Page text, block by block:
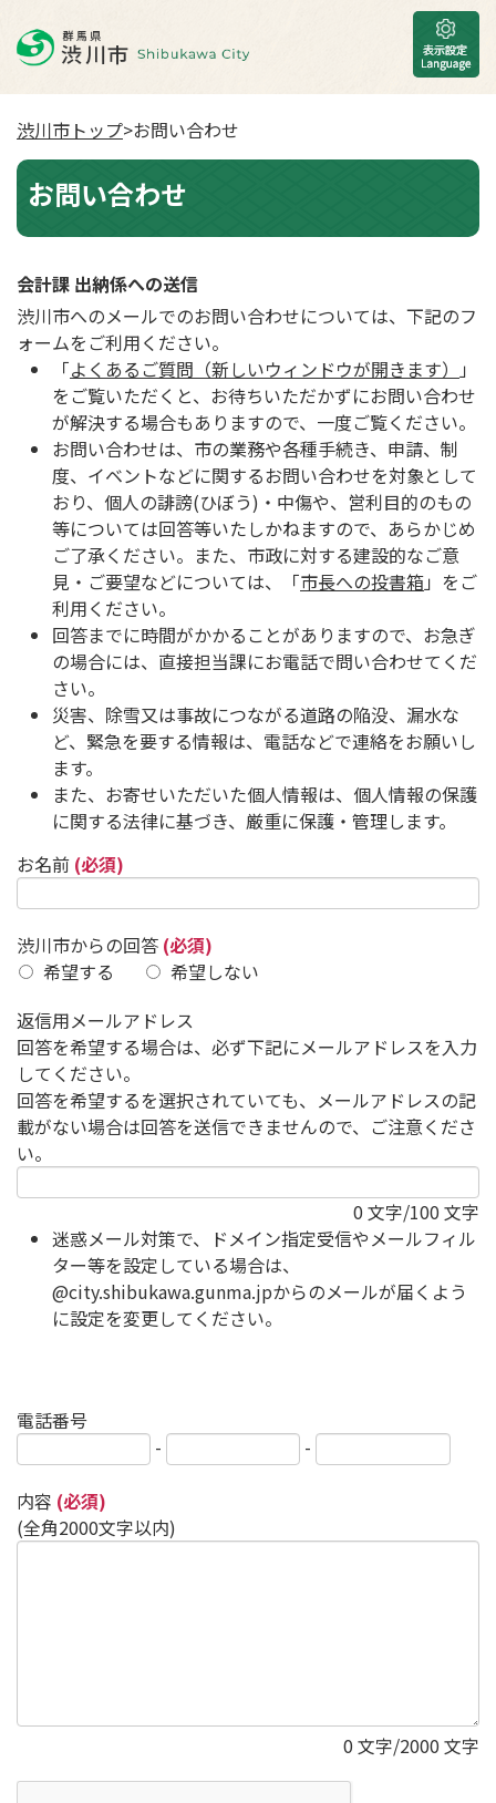
渋川市トップ>お問い合わせ
お問い合わせ
会計課 出納係への送信
渋川市へのメールでのお問い合わせについては、下記のフ
ォームをご利用ください。
「よくあるご質問（新しいウィンドウが開きます）
」
をご覧いただくと、お待ちいただかずにお問い合わせ
が解決する場合もありますので、一度ご覧ください。
お問い合わせは、市の業務や各種手続き、申請、制
度、イベントなどに関するお問い合わせを対象として
おり、個人の誹謗(ひぼう)・中傷や、営利目的のもの
等については回答等いたしかねますので、あらかじめ
ご了承ください。また、市政に対する建設的なご意
見・ご要望などについては、「市長への投書箱」をご
利用ください。
回答までに時間がかかることがありますので、お急ぎ
の場合には、直接担当課にお電話で問い合わせてくだ
さい。
災害、除雪又は事故につながる道路の陥没、漏水な
ど、緊急を要する情報は、電話などで連絡をお願いし
ます。
また、お寄せいただいた個人情報は、個人情報の保護
に関する法律に基づき、厳重に保護・管理します。
お名前 (必須)
渋川市からの回答 (必須)
希望する
希望しない
返信用メールアドレス
回答を希望する場合は、必ず下記にメールアドレスを入力
してください。
回答を希望するを選択されていても、メールアドレスの記
載がない場合は回答を送信できませんので、ご注意くださ
い。
0 文字/100 文字
迷惑メール対策で、ドメイン指定受信やメールフィル
ター等を設定している場合は、
@city.shibukawa.gunma.jpからのメールが届くよう
に設定を変更してください。
電話番号
-
-
内容 (必須)
(全角2000文字以内)
0 文字/2000 文字